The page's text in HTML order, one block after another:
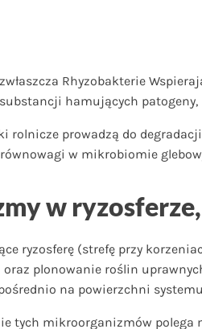
Rhyzobakterie
hamujących
rolnicze prowadzą do
w mikrobiomie
w
ryzosferę (strefę przy
oraz plonowanie roślin
na powierzchni
tych mikroorganizmów